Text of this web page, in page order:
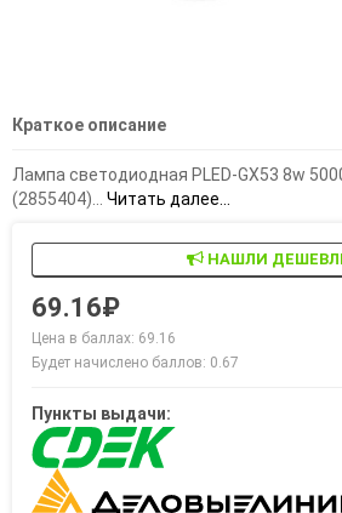
Краткое описание
Лампа светодиодная PLED-GX53 8w
(2855404)... Читать далее...
НАШЛИ
69.16₽
Цена в баллах: 69.16
Будет начислено баллов: 0.67
Пункты выдачи: